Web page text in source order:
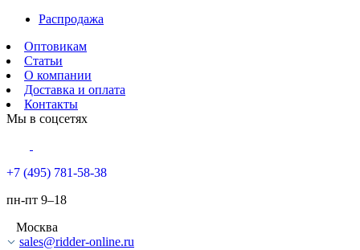
Распродажа
Оптовикам
Статьи
О компании
Доставка и оплата
Контакты
Мы в соцсетях
+7 (495) 781-58-38
пн-пт 9–18
Москва
sales@ridder-online.ru